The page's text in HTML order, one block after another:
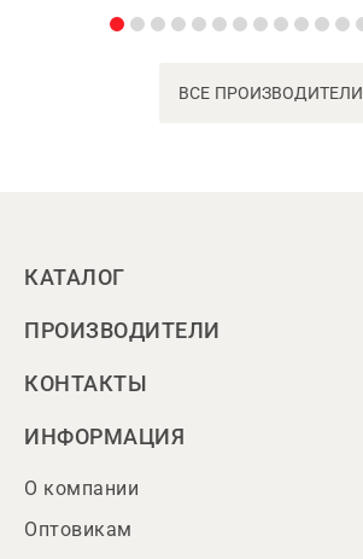
ВСЕ ПРОИЗВОДИТЕЛИ
КАТАЛОГ
ПРОИЗВОДИТЕЛИ
КОНТАКТЫ
ИНФОРМАЦИЯ
О компании
Оптовикам